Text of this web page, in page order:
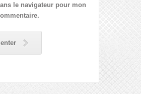
le navigateur pour mon